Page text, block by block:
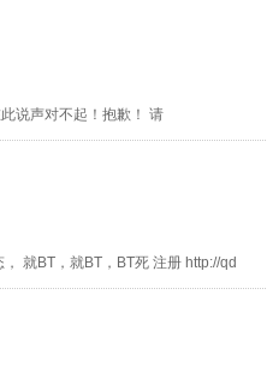
说声对不起！抱歉！ 请
就BT，就BT，BT死 注册 http://qd